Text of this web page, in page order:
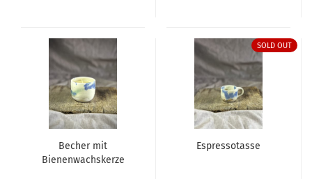
Becher mit
Bienenwachskerze
SOLD OUT
Espressotasse